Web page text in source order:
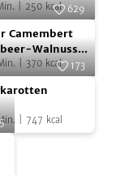
250 kcal
SevenCooks
629
Camembert
Walnuss-
370 kcal 173
747 kcal